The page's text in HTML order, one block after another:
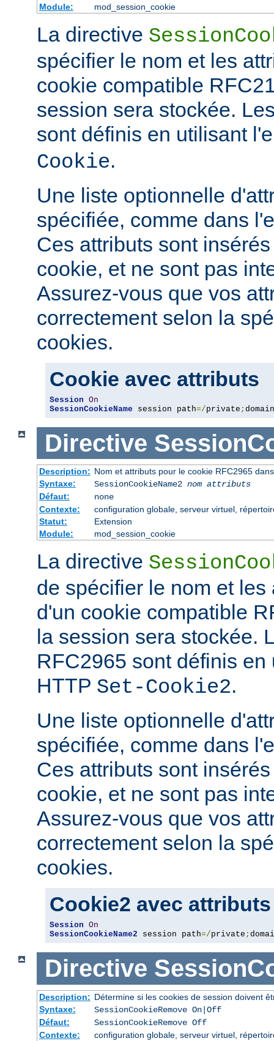
Module: mod_session_cookie
La directive
spécifier le nom et les
cookie compatible
session sera stockée.
sont définis en utilisant
Cookie.
Une liste optionnelle
spécifiée, comme dans
Ces attributs sont
cookie, et ne sont pas
Assurez-vous que vos
correctement selon la
cookies.
Cookie avec attributs
Session On
SessionCookieName session path=/private ; domain
Directive
Description: Nom et attributs pour le cookie RFC2965
Syntaxe:
SessionCookieName2 nom attributs
Défaut:
none
Contexte:
configuration globale, serveur virtuel,
Statut:
Extension
Module:
mod_session_cookie
La directive
de spécifier le nom et
d'un cookie compatible
la session sera stockée.
RFC2965 sont définis en
HTTP Set-Cookie2.
Une liste optionnelle
spécifiée, comme dans
Ces attributs sont
cookie, et ne sont pas
Assurez-vous que vos
correctement selon la
cookies.
Cookie2 avec attributs
Session On
SessionCookieName2 session path=/private ;
Directive
Description: Détermine si les cookies de session doivent
Syntaxe:
SessionCookieRemove On|Off
Défaut:
SessionCookieRemove Off
Contexte:
configuration globale, serveur virtuel,